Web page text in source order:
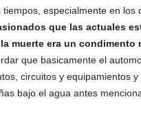
especialmente en los
que las actuales
muerte era un condimento
que basicamente el
circuitos y equipamientos y
bajo el agua antes